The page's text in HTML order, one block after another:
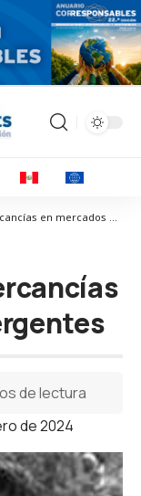
Corresponsables > Opinión > Distribución de mercancías en mercados emergentes
de 2024
de lectura